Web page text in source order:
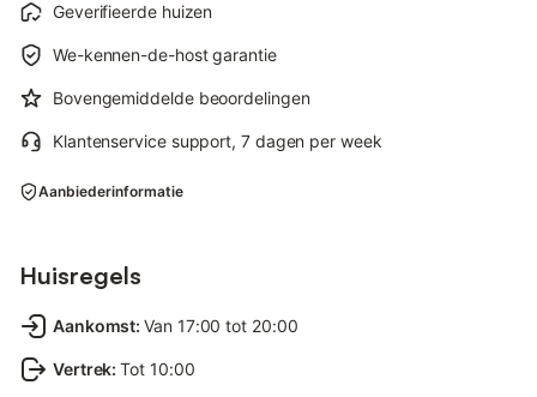
Geverifieerde huizen
We-kennen-de-host garantie
Bovengemiddelde beoordelingen
Klantenservice support, 7 dagen per week
Aanbiederinformatie
Huisregels
Aankomst: Van 17:00 tot 20:00
Vertrek: Tot 10:00